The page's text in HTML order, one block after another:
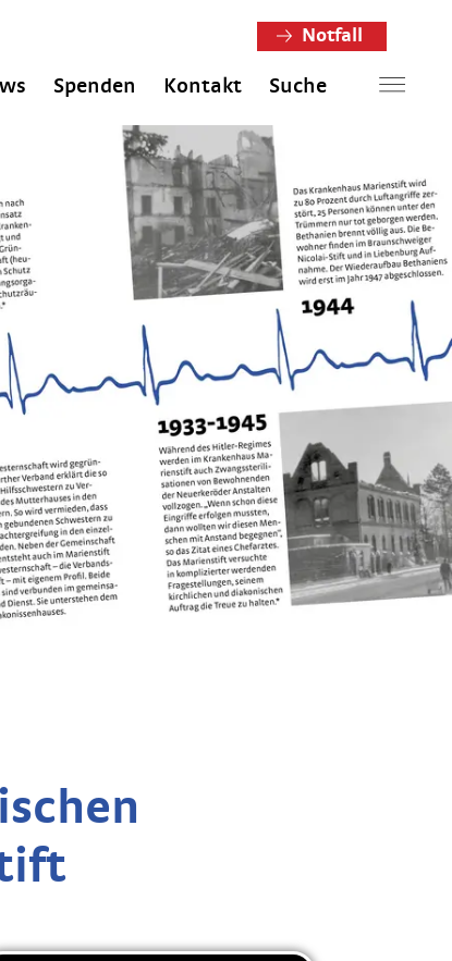
Notfall
Spenden Kontakt Suche